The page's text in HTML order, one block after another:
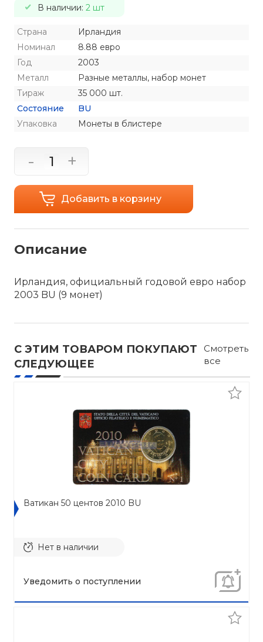
В наличии: 2 шт
Страна
Ирландия
Номинал
8.88 евро
Год
2003
Металл
Разные металлы, набор монет
Тираж
35 000 шт.
Состояние
BU
Упаковка
Монеты в блистере
- +
Добавить в корзину
Описание
Ирландия, официальный годовой евро набор
2003 BU (9 монет)
С ЭТИМ ТОВАРОМ ПОКУПАЮТ
СЛЕДУЮЩЕЕ
Смотреть
все
Ватикан 50 центов 2010 BU
Нет в наличии
Уведомить о поступлении